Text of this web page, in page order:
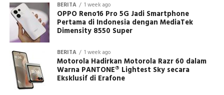
BERITA 1 week ago
OPPO Reno16 Pro 5G Jadi Smartphone
Pertama di Indonesia dengan MediaTek
Dimensity 8550 Super
BERITA 1 week ago
Motorola Hadirkan Motorola Razr 60 dalam
Warna PANTONE® Lightest Sky secara
Eksklusif di Erafone